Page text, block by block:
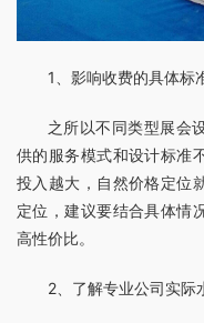
1、影响收费的具体标
之所以不同类型展会
供的服务模式和设计标准
投入越大，自然价格定位
定位，建议要结合具体情
高性价比。
2、了解专业公司实际